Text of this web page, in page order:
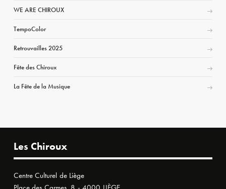
WE ARE CHIROUX
TempoColor
Retrouvailles 2025
Fête des Chiroux
La Fête de la Musique
Les Chiroux
Centre Culturel de Liège